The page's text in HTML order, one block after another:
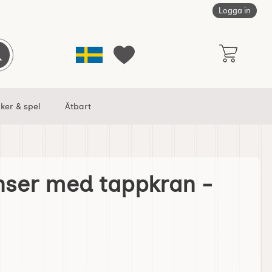
Logga in
Sverige Mina favoriter
sökning
& spel Ätbart
- hög som favorit
med tappkran -
med tappkran - hög